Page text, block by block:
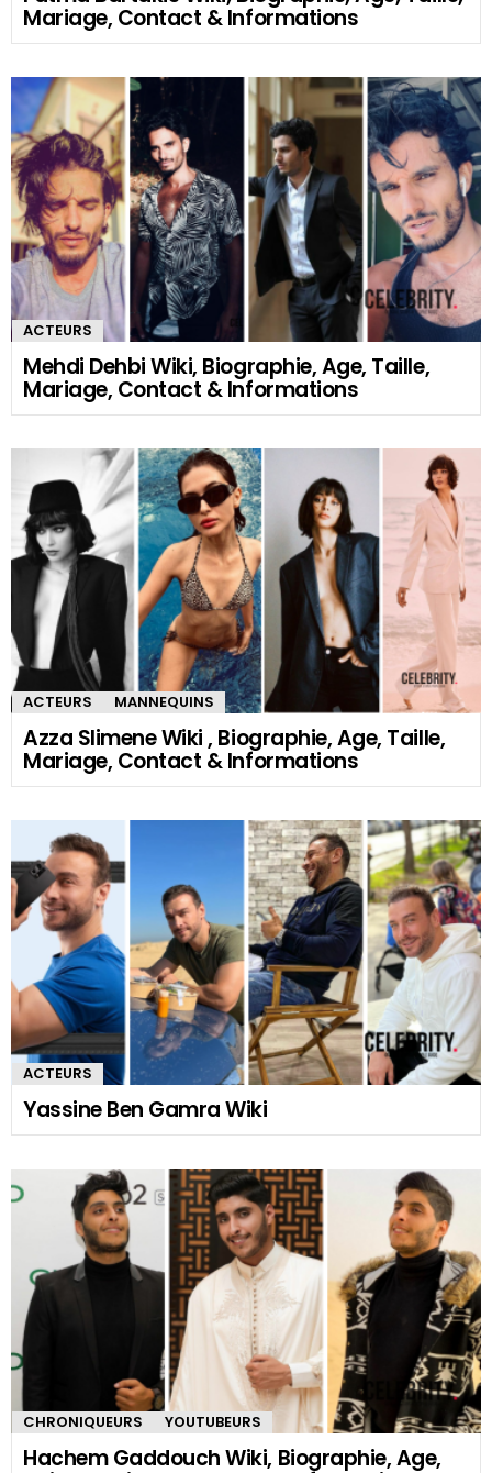
Mariage, Contact & Informations
ACTEURS
Mehdi Dehbi Wiki, Biographie, Age, Taille,
Mariage, Contact & Informations
ACTEURS MANNEQUINS
Azza Slimene Wiki , Biographie, Age, Taille,
Mariage, Contact & Informations
ACTEURS
Yassine Ben Gamra Wiki
CHRONIQUEURS YOUTUBEURS
Hachem Gaddouch Wiki, Biographie, Age,